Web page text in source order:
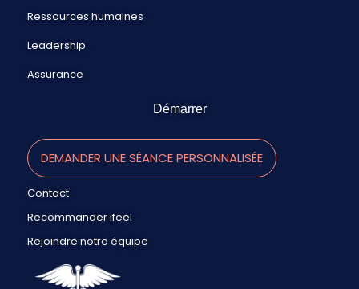
Ressources humaines
Leadership
Assurance
Démarrer
DEMANDER UNE SÉANCE PERSONNALISÉE
Contact
Recommander ifeel
Rejoindre notre équipe